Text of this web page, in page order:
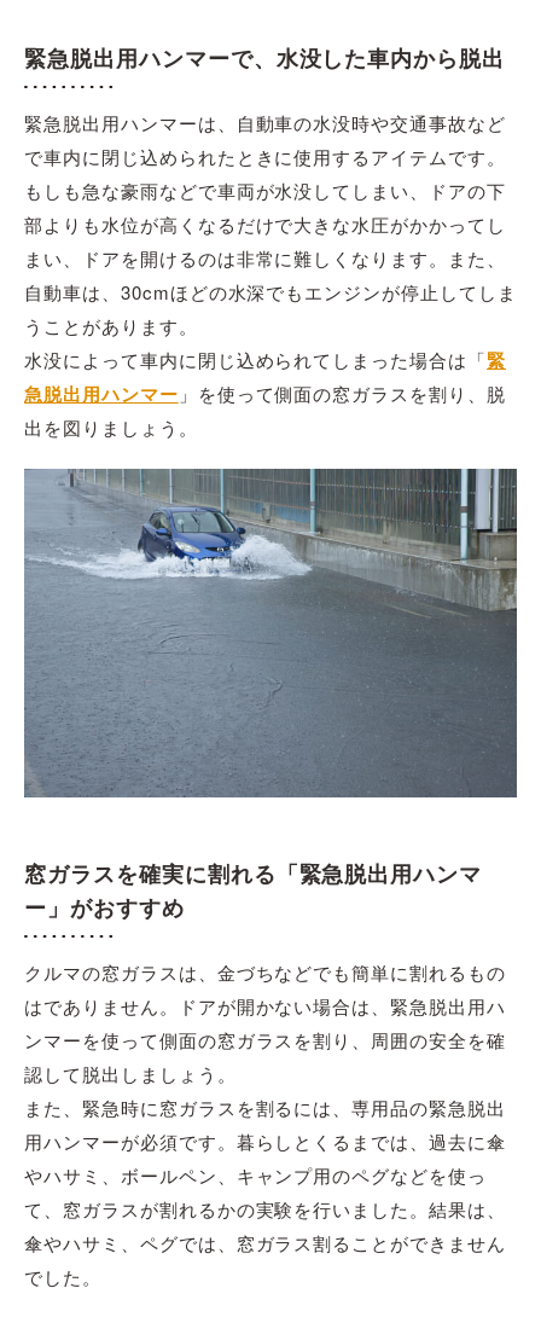
緊急脱出用ハンマーで、水没した車内から脱出
緊急脱出用ハンマーは、自動車の水没時や交通事故など
で車内に閉じ込められたときに使用するアイテムです。
もしも急な豪雨などで車両が水没してしまい、ドアの下
部よりも水位が高くなるだけで大きな水圧がかかってし
まい、ドアを開けるのは非常に難しくなります。また、
自動車は、30cmほどの水深でもエンジンが停止してしま
うことがあります。
水没によって車内に閉じ込められてしまった場合は「緊
急脱出用ハンマー 」を使って側面の窓ガラスを割り、脱
出を図りましょう。
窓ガラスを確実に割れる「緊急脱出用ハンマ
ー」がおすすめ
クルマの窓ガラスは、金づちなどでも簡単に割れるもの
はでありません。ドアが開かない場合は、緊急脱出用ハ
ンマーを使って側面の窓ガラスを割り、周囲の安全を確
認して脱出しましょう。
また、緊急時に窓ガラスを割るには、専用品の緊急脱出
用ハンマーが必須です。暮らしとくるまでは、過去に傘
やハサミ、ボールペン、キャンプ用のペグなどを使っ
て、窓ガラスが割れるかの実験を行いました。結果は、
傘やハサミ、ペグでは、窓ガラス割ることができません
でした。